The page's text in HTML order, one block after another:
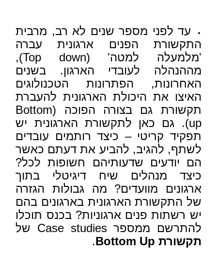
עד לפני מספר שנים לא רב, מרבית
התקשורת הפנים ארגונית עברה
'מלמעלה למטה' (Top down),
מההנהלה לעובדי הארגון. בשנים
האחרונות, הפתרונות הטכנולוגים
האיצו את היכולת הארגונית להעברת
תקשורת גם בצורה הפוכה (Bottom
up). גם כאן לתקשורת הארגונית יש
תפקיד קריטי – כיצד רותמים עובדים
לשתף, להגיב, להביע את דעתם כאשר
הם יודעים שדעותיהם חשופות לכל?
כיצד מנהלים שיח דיגיטלי בתוך
ארגונים מוועדים? מה גבולות הגזרה
של התקשורת הארגונית בארגונים בהם
יש רשתות פנים ארגוניות? בכנס תוכלו
להתרשם ממספר Case studies של
תקשורת Bottom Up
.